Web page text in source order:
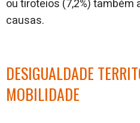
ou tiroteios (7,2%) também
causas.
DESIGUALDADE
MOBILIDADE